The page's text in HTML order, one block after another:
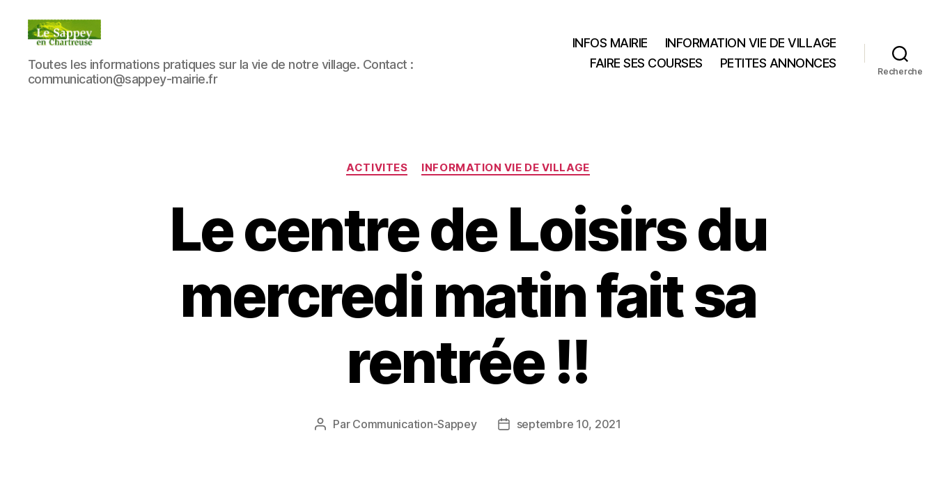
Blog
du
sappey
Toutes les informations pratiques sur la vie de notre village. Contact :
communication@sappey-mairie.fr
INFOS MAIRIE
INFORMATION VIE DE VILLAGE
FAIRE SES COURSES
PETITES ANNONCES
Recherche
Catégories
ACTIVITES INFORMATION VIE DE VILLAGE
Le centre de Loisirs du
mercredi matin fait sa
rentrée !!
Auteur
Par Communication-Sappey
Dateseptembre 10, 2021